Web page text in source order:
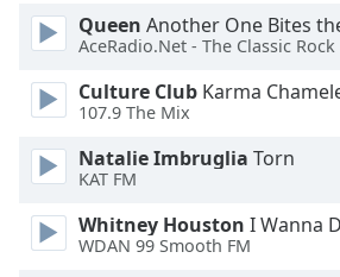
Opacity
Text
Color
Opacity
Queen Another One Bites
AceRadio.Net - The Classic
Culture Club Karma
107.9 The Mix
Natalie Imbruglia Torn
KAT FM
Whitney Houston I Wanna
WDAN 99 Smooth FM